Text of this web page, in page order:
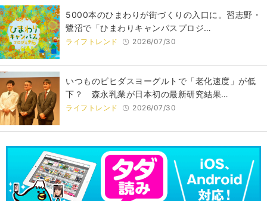
5000本のひまわりが街づくりの入口に。習志野・
鷺沼で「ひまわりキャンパスプロジ…
ライフトレンド 2026/07/30
いつものビヒダスヨーグルトで「老化速度」が低
下？ 森永乳業が日本初の最新研究結果…
ライフトレンド 2026/07/30